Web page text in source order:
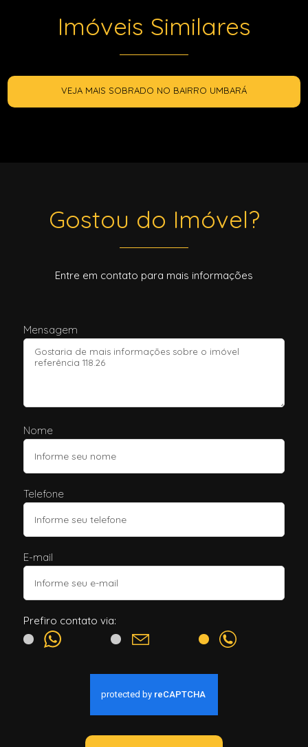
Imóveis Similares
VEJA MAIS SOBRADO NO BAIRRO UMBARÁ
Gostou do Imóvel?
Entre em contato para mais informações
Mensagem
Nome
Telefone
E-mail
Prefiro contato via: